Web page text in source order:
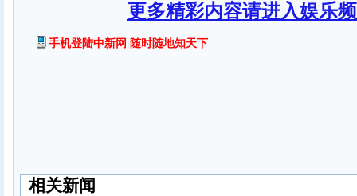
更多精彩内容请进入娱乐
手机登陆中新网 随时随地知天下
相关新闻